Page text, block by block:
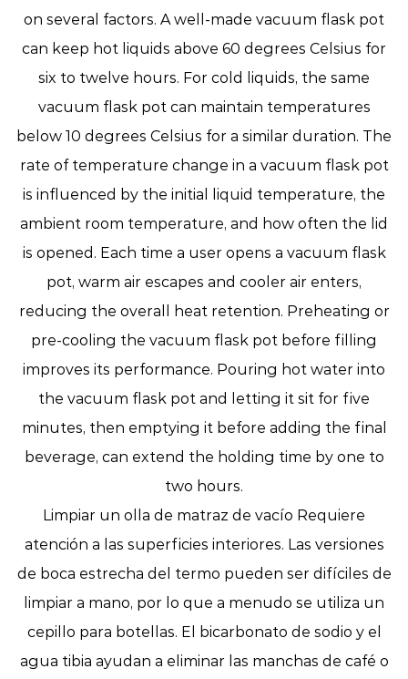
on several factors. A well-made vacuum flask pot
can keep hot liquids above 60 degrees Celsius for
six to twelve hours. For cold liquids, the same
vacuum flask pot can maintain temperatures
below 10 degrees Celsius for a similar duration. The
rate of temperature change in a vacuum flask pot
is influenced by the initial liquid temperature, the
ambient room temperature, and how often the lid
is opened. Each time a user opens a vacuum flask
pot, warm air escapes and cooler air enters,
reducing the overall heat retention. Preheating or
pre-cooling the vacuum flask pot before filling
improves its performance. Pouring hot water into
the vacuum flask pot and letting it sit for five
minutes, then emptying it before adding the final
beverage, can extend the holding time by one to
two hours.
Limpiar un olla de matraz de vacío Requiere
atención a las superficies interiores. Las versiones
de boca estrecha del termo pueden ser difíciles de
limpiar a mano, por lo que a menudo se utiliza un
cepillo para botellas. El bicarbonato de sodio y el
agua tibia ayudan a eliminar las manchas de café o